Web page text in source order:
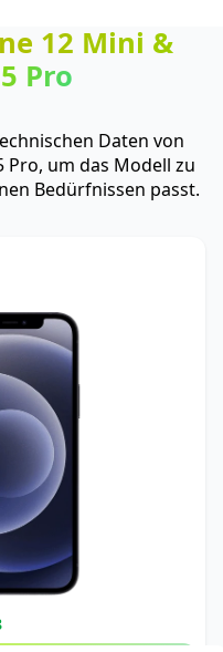
12 Mini &
Pro
Daten von
Pro, um das Modell zu
Bedürfnissen passt.